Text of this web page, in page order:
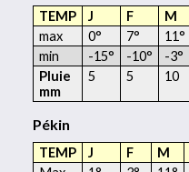
TEMP J F M
max
0° 7° 11°
min
-15° -10° -3°
Pluie
mm
5 5 10
Pékin
TEMP J F M